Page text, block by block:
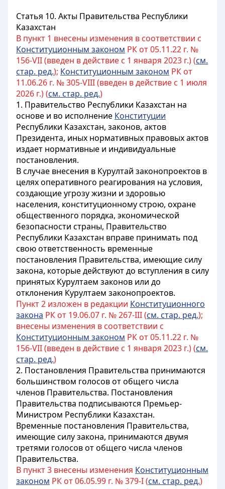
Статья 10. Акты Правительства Республики
Казахстан
В пункт 1 внесены изменения в соответствии с
Конституционным законом РК от 05.11.22 г. №
156-VII (введен в действие с 1 января 2023 г.) (см.
стар. ред.); Конституционным законом РК от
11.06.26 г. № 305-VIII (введен в действие с 1 июля
2026 г.) (см. стар. ред.)
1. Правительство Республики Казахстан на
основе и во исполнение Конституции
Республики Казахстан, законов, актов
Президента, иных нормативных правовых актов
издает нормативные и индивидуальные
постановления.
В случае внесения в Курултай законопроектов в
целях оперативного реагирования на условия,
создающие угрозу жизни и здоровью
населения, конституционному строю, охране
общественного порядка, экономической
безопасности страны, Правительство
Республики Казахстан вправе принимать под
свою ответственность временные
постановления Правительства, имеющие силу
закона, которые действуют до вступления в силу
принятых Курултаем законов или до
отклонения Курултаем законопроектов.
Пункт 2 изложен в редакции Конституционного
закона РК от 19.06.07 г. № 267-III (см. стар. ред.);
внесены изменения в соответствии с
Конституционным законом РК от 05.11.22 г. №
156-VII (введен в действие с 1 января 2023 г.) (см.
стар. ред.)
2. Постановления Правительства принимаются
большинством голосов от общего числа
членов Правительства. Постановления
Правительства подписываются Премьер-
Министром Республики Казахстан.
Временные постановления Правительства,
имеющие силу закона, принимаются двумя
третями голосов от общего числа членов
Правительства.
В пункт 3 внесены изменения Конституционным
законом РК от 06.05.99 г. № 379-I (см. стар. ред.)